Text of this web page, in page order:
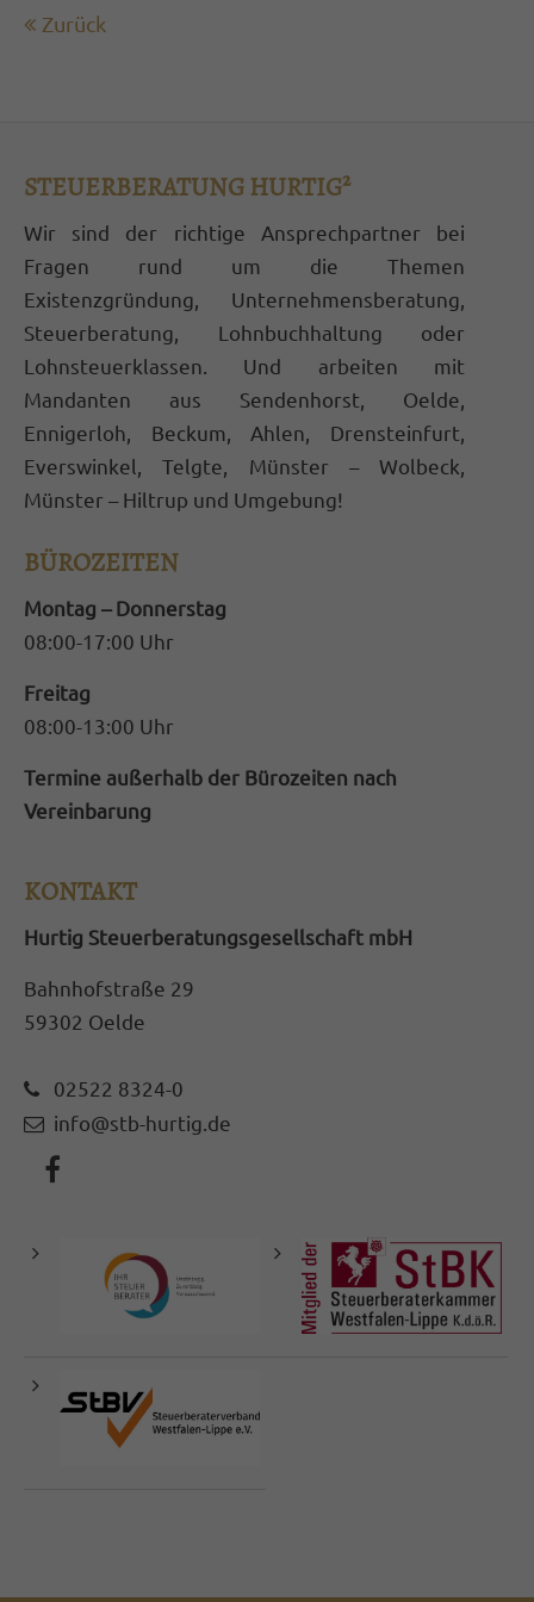
Vereinbarung
59302 Oelde
02522 8324-0
info@stb-hurtig.de
ABOUT US
Lorem ipsum dolor sit amet, consectetuer
adipiscing elit.
Aenean commodo ligula eget dolor. Aenean
magnis dis parturient montes, nascetur
nec.
Zurück
STEUERBERATUNG HURTIG²
Wir sind der richtige Ansprechpartner bei
Fragen rund um die Themen
Existenzgründung, Unternehmensberatung,
Steuerberatung, Lohnbuchhaltung oder
Lohnsteuerklassen. Und arbeiten mit
Mandanten aus Sendenhorst, Oelde,
Ennigerloh, Beckum, Ahlen, Drensteinfurt,
Everswinkel, Telgte, Münster – Wolbeck,
Münster – Hiltrup und Umgebung!
BÜROZEITEN
Montag – Donnerstag
08:00-17:00 Uhr
Freitag
08:00-13:00 Uhr
Termine außerhalb der Bürozeiten nach
Vereinbarung
KONTAKT
Hurtig Steuerberatungsgesellschaft mbH
Bahnhofstraße 29
59302 Oelde
02522 8324-0
info@stb-hurtig.de